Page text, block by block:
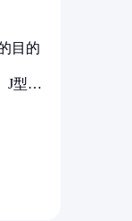
目的
J型、